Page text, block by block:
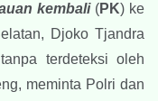
kembali (PK) ke
Djoko Tjandra
terdeteksi oleh
meminta Polri dan